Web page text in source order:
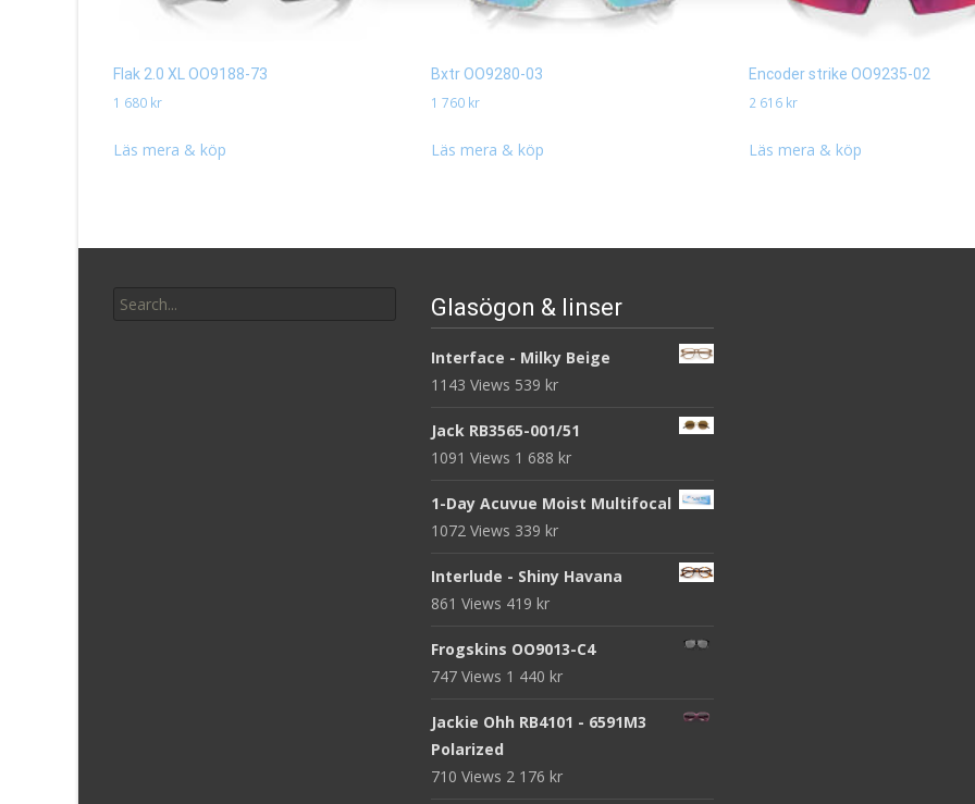
Flak 2.0 XL OO9188-73
1 680 kr
Läs mera & köp
Bxtr OO9280-03
1 760 kr
Läs mera & köp
Encoder strike OO9235-02
2 616 kr
Läs mera & köp
for:
Glasögon & linser
Interface - Milky Beige
1143 Views 539 kr
Jack RB3565-001/51
1091 Views 1 688 kr
1-Day Acuvue Moist Multifocal
1072 Views 339 kr
Interlude - Shiny Havana
861 Views 419 kr
Frogskins OO9013-C4
747 Views 1 440 kr
Jackie Ohh RB4101 - 6591M3
Polarized
710 Views 2 176 kr